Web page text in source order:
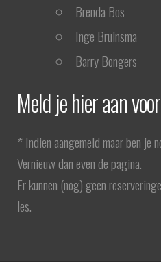
Brenda Bos
Inge Bruinsma
Barry Bongers
Meld je hier aan
* Indien aangemeld maar ben je
Vernieuw dan even de pagina.
Er kunnen (nog) geen
les.